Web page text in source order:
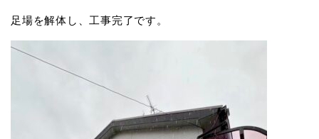
足場を解体し、工事完了です。